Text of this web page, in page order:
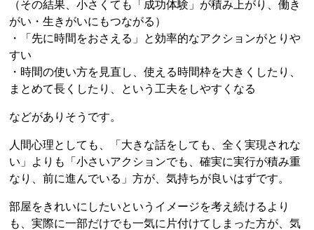
（その結果、小さくても「成功体験」が積み上がり、働き
がい・生きがいにもつながる）
・「先に時間をおさえる」と効率的なアクションがとりや
すい
・時間の使い方を見直し、使える時間枠を大きくしたり、
まとめて長くしたり、という工夫をしやすくなる
などがありそうです。
人間心理としても、「大きな話をしても、全く実現されな
い」よりも「小さいアクションでも、確実に実行が積み重
なり、前に進んでいる」方が、気持ちが良いはずです。
部屋をきれいにしたいというイメージを考え続けるより
も、実際に一部だけでも一気に片付けてしまった方が、気